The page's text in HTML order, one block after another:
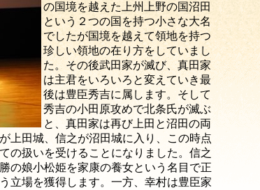
の国境を越えた上州上野の国沼田
という２つの国を持つ小さな大名
でしたが国境を越えて領地を持つ
珍しい領地の在り方をしていまし
た。その後武田家が滅び、真田家
は主君をいろいろと変えていき最
後は豊臣秀吉に属します。そして
秀吉の小田原攻めで北条氏が滅ぶ
と、真田家は再び上田と沼田の両
上田城、信之が沼田城に入り、この時点
の扱いを受けることになりました。信之
の娘小松姫を家康の養女という名目で正
立場を獲得します。一方、幸村は豊臣家